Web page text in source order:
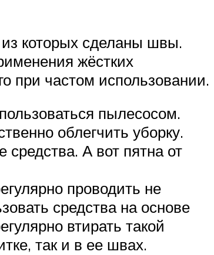
из которых сделаны швы.
жёстких
при частом использовании.
пылесосом.
облегчить уборку.
А вот пятна от
проводить не
средства на основе
втирать такой
так и в ее швах.